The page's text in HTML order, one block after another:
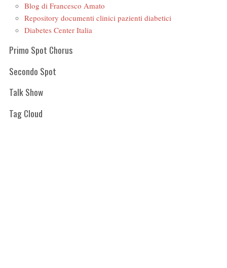
Blog di Francesco Amato
Repository documenti clinici pazienti diabetici
Diabetes Center Italia
Primo Spot Chorus
Secondo Spot
Talk Show
Tag Cloud